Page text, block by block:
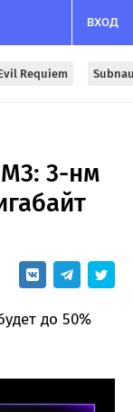
ВХОД
Requiem
3-нм
до 50%